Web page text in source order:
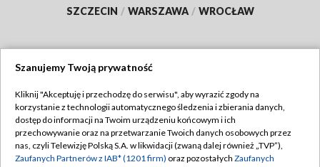
SZCZECIN / WARSZAWA / WROCŁAW
TVP
Abonament TVP
Emisja w TVP
Regulamin TVP
Polityka prywatności
Szanujemy Twoją prywatność
Kliknij "Akceptuję i przechodzę do serwisu", aby wyrazić zgody na
korzystanie z technologii automatycznego śledzenia i zbierania danych,
dostęp do informacji na Twoim urządzeniu końcowym i ich
przechowywanie oraz na przetwarzanie Twoich danych osobowych przez
nas, czyli Telewizję Polską S.A. w likwidacji (zwaną dalej również „TVP”),
Zaufanych Partnerów z IAB* (1201 firm) oraz pozostałych Zaufanych